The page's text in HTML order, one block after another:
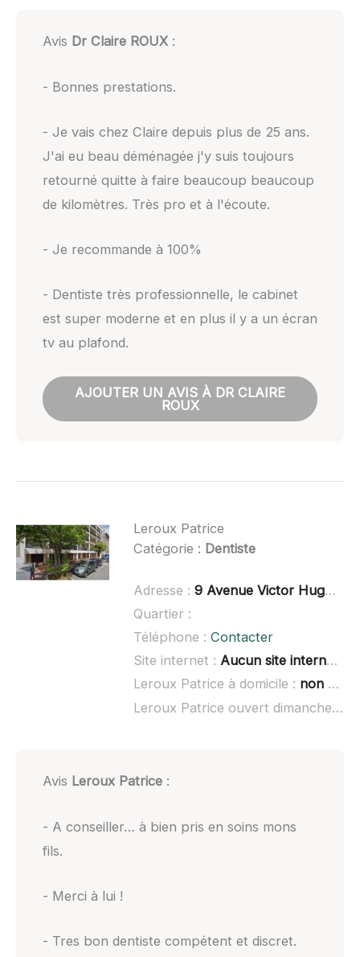
Avis Dr Claire ROUX:
- Bonnes prestations.
- Je vais chez Claire depuis plus de 25 ans.
J'ai eu beau déménagée j'y suis toujours
retourné quitte à faire beaucoup beaucoup
de kilomètres. Très pro et à l'écoute.
- Je recommande à 100%
- Dentiste très professionnelle, le cabinet
est super moderne et en plus il y a un écran
tv au plafond.
AJOUTER UN AVIS À DR CLAIRE
ROUX
Leroux Patrice
Catégorie : Dentiste
Adresse : 9 Avenue Victor Hugo, 92140 Clamart
Quartier :
Téléphone : Contacter
Site internet : Aucun site internet connu
Leroux Patrice à domicile : non renseigné
Leroux Patrice ouvert dimanche :
Avis Leroux Patrice:
- A conseiller… à bien pris en soins mons
fils.
- Merci à lui !
- Tres bon dentiste compétent et discret.